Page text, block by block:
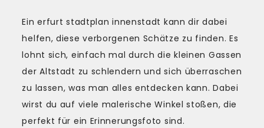
Ein erfurt stadtplan innenstadt kann dir dabei
helfen, diese verborgenen Schätze zu finden. Es
lohnt sich, einfach mal durch die kleinen Gassen
der Altstadt zu schlendern und sich überraschen
zu lassen, was man alles entdecken kann. Dabei
wirst du auf viele malerische Winkel stoßen, die
perfekt für ein Erinnerungsfoto sind.